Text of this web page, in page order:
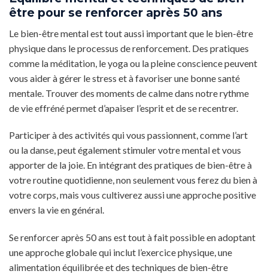
être pour se renforcer après 50 ans
Le bien-être mental est tout aussi important que le bien-être
physique dans le processus de renforcement. Des pratiques
comme la méditation, le yoga ou la pleine conscience peuvent
vous aider à gérer le stress et à favoriser une bonne santé
mentale. Trouver des moments de calme dans notre rythme
de vie effréné permet d’apaiser l’esprit et de se recentrer.
Participer à des activités qui vous passionnent, comme l’art
ou la danse, peut également stimuler votre mental et vous
apporter de la joie. En intégrant des pratiques de bien-être à
votre routine quotidienne, non seulement vous ferez du bien à
votre corps, mais vous cultiverez aussi une approche positive
envers la vie en général.
Se renforcer après 50 ans est tout à fait possible en adoptant
une approche globale qui inclut l’exercice physique, une
alimentation équilibrée et des techniques de bien-être